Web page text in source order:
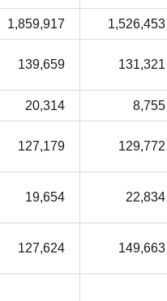
1,859,917 1,526,453
139,659 131,321
20,314 8,755
127,179 129,772
19,654 22,834
127,624 149,663